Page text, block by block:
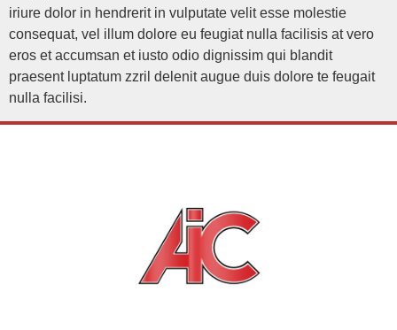
iriure dolor in hendrerit in vulputate velit esse molestie
consequat, vel illum dolore eu feugiat nulla facilisis at vero
eros et accumsan et iusto odio dignissim qui blandit
praesent luptatum zzril delenit augue duis dolore te feugait
nulla facilisi.